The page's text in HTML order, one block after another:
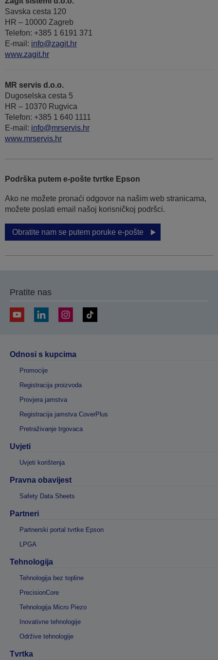
Savska cesta 120
HR – 10000 Zagreb
Telefon: +385 1 6191 371
E-mail: info@zagit.hr
www.zagit.hr
MR servis d.o.o.
Dugoselska cesta 5
HR – 10370 Rugvica
Telefon: +385 1 640 1111
Е-mail: info@mrservis.hr
www.mrservis.hr
Podrška putem e-pošte tvrtke Epson
Ako ne možete pronaći odgovor na našim web stranicama,
možete poslati email našoj korisničkoj podršci.
Obratite nam se putem poruke e-pošte
Pratite nas
Odnosi s kupcima
Promocije
Registracija proizvoda
Provjera jamstva
Registracija jamstva CoverPlus
Pretraživanje trgovaca
Uvjeti
Uvjeti korištenja
Pravna obavijest
Safety Data Sheets
Partneri
Partnerski portal tvrtke Epson
LPGA
Tehnologija
Tehnologija bez topline
PrecisionCore
Tehnologija Micro Piezo
Inovativne tehnologije
Održive tehnologije
Tvrtka